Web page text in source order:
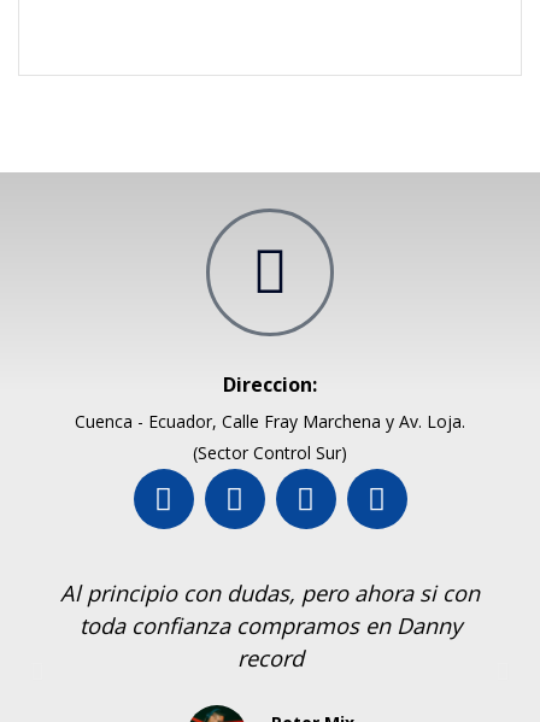
Direccion:
Cuenca - Ecuador, Calle Fray Marchena y Av. Loja.
(Sector Control Sur)
Al principio con dudas, pero ahora si con
toda confianza compramos en Danny
record